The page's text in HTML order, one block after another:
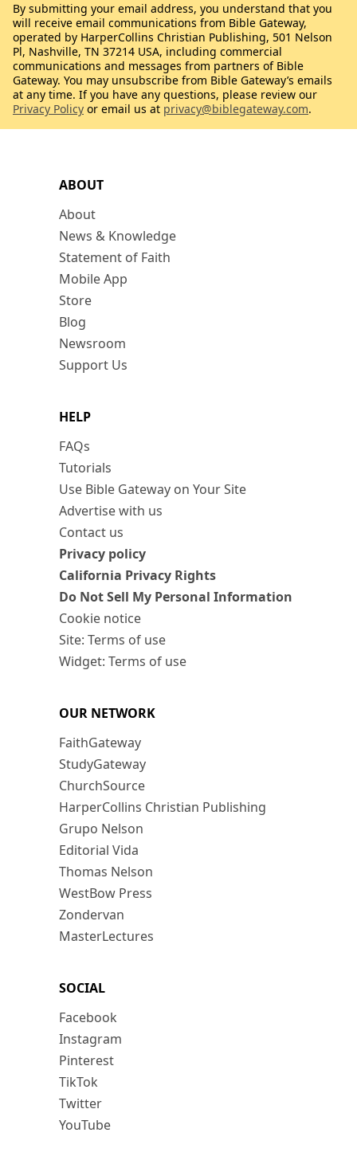
ABOUT
About
News & Knowledge
Statement of Faith
Mobile App
Store
Blog
Newsroom
Support Us
HELP
FAQs
Tutorials
Use Bible Gateway on Your Site
Advertise with us
Contact us
Privacy policy
California Privacy Rights
Do Not Sell My Personal Information
Cookie notice
Site: Terms of use
Widget: Terms of use
OUR NETWORK
FaithGateway
StudyGateway
ChurchSource
HarperCollins Christian Publishing
Grupo Nelson
Editorial Vida
Thomas Nelson
WestBow Press
Zondervan
MasterLectures
SOCIAL
Facebook
Instagram
Pinterest
TikTok
Twitter
YouTube
By submitting your email address, you understand that you
will receive email communications from Bible Gateway,
operated by HarperCollins Christian Publishing, 501 Nelson
Pl, Nashville, TN 37214 USA, including commercial
communications and messages from partners of Bible
Gateway. You may unsubscribe from Bible Gateway’s emails
at any time. If you have any questions, please review our
Privacy Policy or email us at privacy@biblegateway.com.